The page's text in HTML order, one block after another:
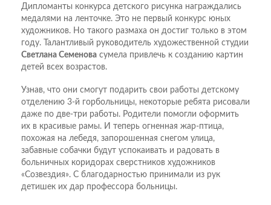
Дипломанты конкурса детского рисунка награждались
медалями на ленточке. Это не первый конкурс юных
художников. Но такого размаха он достиг только в этом
году. Талантливый руководитель художественной студии
Светлана Семенова сумела привлечь к созданию картин
детей всех возрастов.
Узнав, что они смогут подарить свои работы детскому
отделению 3-й горбольницы, некоторые ребята рисовали
даже по две-три работы. Родители помогли оформить
их в красивые рамы. И теперь огненная жар-птица,
похожая на лебедя, запорошенная снегом улица,
забавные собачки будут успокаивать и радовать в
больничных коридорах сверстников художников
«Созвездия». С благодарностью принимали из рук
детишек их дар профессора больницы.